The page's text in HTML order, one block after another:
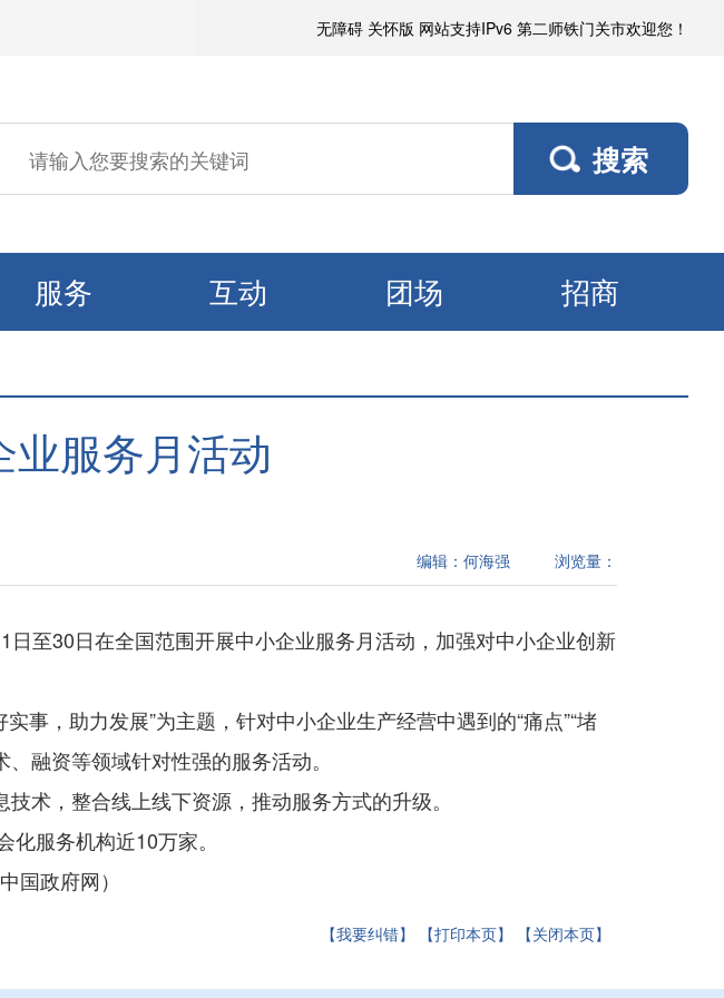
无障碍 关怀版 网站支持IPv6 第二师铁门关市欢迎您！
服务 互动 团场 招商
服务月活动
浏览量：
编辑： 何海强
至30日在全国范围开展中小企业服务月活动，加强对中小企业创新
事，助力发展”为主题，针对中小企业生产经营中遇到的“痛点”“堵
融资等领域针对性强的服务活动。
术，整合线上线下资源，推动服务方式的升级。
服务机构近10万家。
国政府网）
【我要纠错】 【打印本页】 【关闭本页】